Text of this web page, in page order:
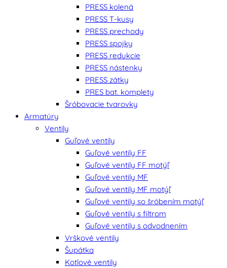
PRESS kolená
PRESS T-kusy
PRESS prechody
PRESS spojky
PRESS redukcie
PRESS nástenky
PRESS zátky
PRES bat. komplety
Šróbovacie tvarovky
Armatúry
Ventily
Guľové ventily
Guľové ventily FF
Guľové ventily FF motýľ
Guľové ventily MF
Guľové ventily MF motýľ
Guľové ventily so šróbením motýľ
Guľové ventily s filtrom
Guľové ventily s odvodnením
Vrškové ventily
Šupátka
Kotlové ventily